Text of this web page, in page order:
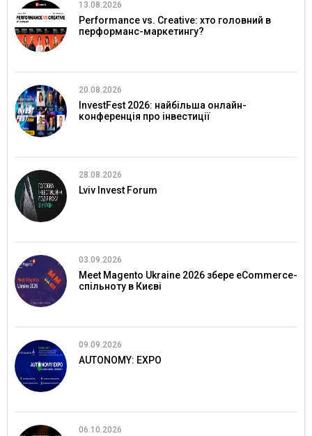
13.08.2026
Performance vs. Creative: хто головний в
перформанс-маркетингу?
20.08.2026
InvestFest 2026: найбільша онлайн-
конференція про інвестиції
28.08.2026
Lviv Invest Forum
03.09.2026
Meet Magento Ukraine 2026 збере eCommerce-
спільноту в Києві
09.09.2026
AUTONOMY: EXPO
06.10.2026